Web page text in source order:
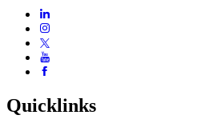
Quicklinks